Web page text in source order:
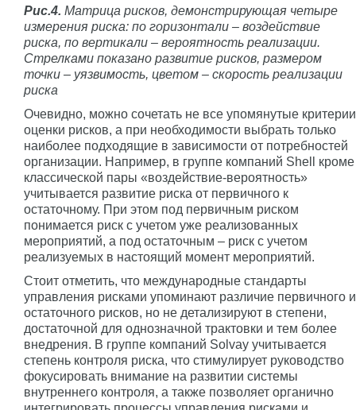
Рис.4. Матрица рисков, демонстрирующая четыре
измерения риска: по горизонтали – воздействие
риска, по вертикали – вероятность реализации.
Стрелками показано развитие рисков, размером
точки – уязвимость, цветом – скорость реализации
риска
Очевидно, можно сочетать не все упомянутые критерии
оценки рисков, а при необходимости выбрать только
наиболее подходящие в зависимости от потребностей
организации. Например, в группе компаний Shell кроме
классической пары «воздействие-вероятность»
учитывается развитие риска от первичного к
остаточному. При этом под первичным риском
понимается риск с учетом уже реализованных
мероприятий, а под остаточным – риск с учетом
реализуемых в настоящий момент мероприятий.
Стоит отметить, что международные стандарты
управления рисками упоминают различие первичного и
остаточного рисков, но не детализируют в степени,
достаточной для однозначной трактовки и тем более
внедрения. В группе компаний Solvay учитывается
степень контроля риска, что стимулирует руководство
фокусировать внимание на развитии системы
внутреннего контроля, а также позволяет органично